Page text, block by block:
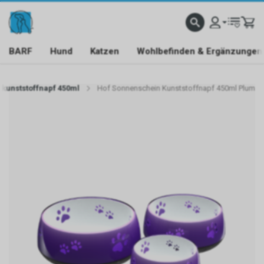
BARF Hund Katzen Wohlbefinden & Ergänzungen
450ml Hof Sonnenschein Kunststoffnapf 450ml Plum